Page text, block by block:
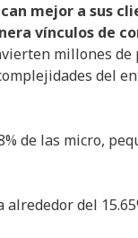
mejor a sus
vínculos de
millones
del
de las micro,
del